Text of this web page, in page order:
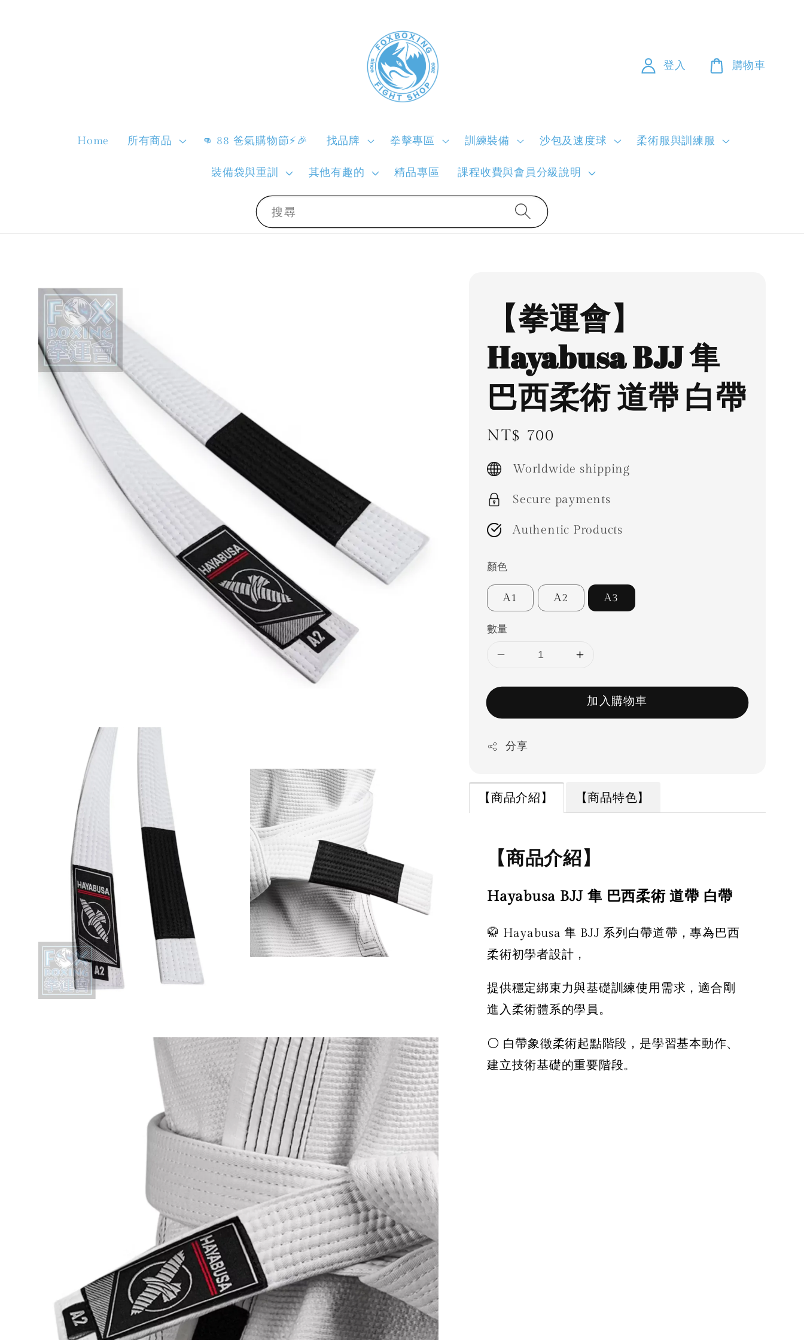
搜尋
Home 所有商品 👊 88 爸氣購物節⚡🎉 找品牌 拳擊專區 訓練裝備 沙包及速度球 柔術服與訓練服
裝備袋與重訓 其他有趣的 精品專區 課程收費與會員分級說明
登入 購物車
【拳運會】
Hayabusa BJJ 隼
巴西柔術 道帶 白帶
Regular
price
NT$ 700
Worldwide shipping
Secure payments
Authentic Products
顏色
A1 A2 A3
數量
加入購物車
分享
【商品介紹】 【商品特色】
【商品介紹】
Hayabusa BJJ 隼 巴西柔術 道帶 白帶
🥋 Hayabusa 隼 BJJ 系列白帶道帶，專為巴西
柔術初學者設計，
提供穩定綁束力與基礎訓練使用需求，適合剛
進入柔術體系的學員。
⚪ 白帶象徵柔術起點階段，是學習基本動作、
建立技術基礎的重要階段。